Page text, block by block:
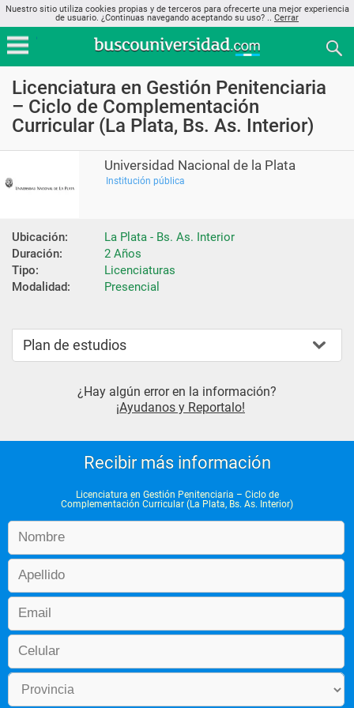
Nuestro sitio utiliza cookies propias y de terceros para ofrecerte una mejor experiencia
de usuario. ¿Continuas navegando aceptando su uso? .. Cerrar
Licenciatura en Gestión Penitenciaria
– Ciclo de Complementación
Curricular (La Plata, Bs. As. Interior)
Universidad Nacional de la Plata
Institución pública
Ubicación:
La Plata - Bs. As. Interior
Duración:
2 Años
Tipo:
Licenciaturas
Modalidad:
Presencial
Plan de estudios
¿Hay algún error en la información?
¡Ayudanos y Reportalo!
Recibir más información
Licenciatura en Gestión Penitenciaria – Ciclo de
Complementación Curricular (La Plata, Bs. As. Interior)